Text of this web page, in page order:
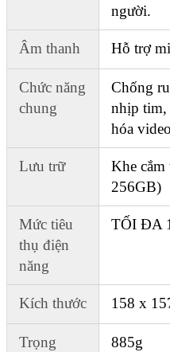
người.
Âm thanh Hỗ trợ
Chức năng
chung
Chống
nhịp tim,
hóa video
Lưu trữ
Khe
256GB)
Mức tiêu
thụ điện
năng
TỐI ĐA
Kích thước 158 x
Trọng
885g